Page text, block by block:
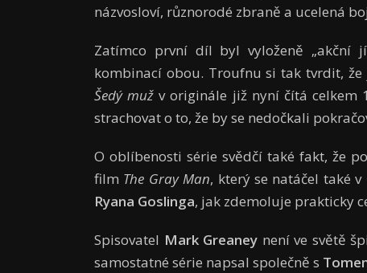
názvosloví, různorodé zbraně a ucelená
Zatímco první díl byl vyloženě „akční
kombinací obou. Troufnu si tak tvrdit,
Šedý mužv originále již nyní čítá celkem
strachovat o to, že by se nedočkali
O oblíbenosti série svědčí také fakt, že
film The Gray Man, který se natáčel také
Ryana Goslinga, jak zdemoluje prakticky
Spisovatel Mark Greaney není ve světě
samostatné série napsal společně s